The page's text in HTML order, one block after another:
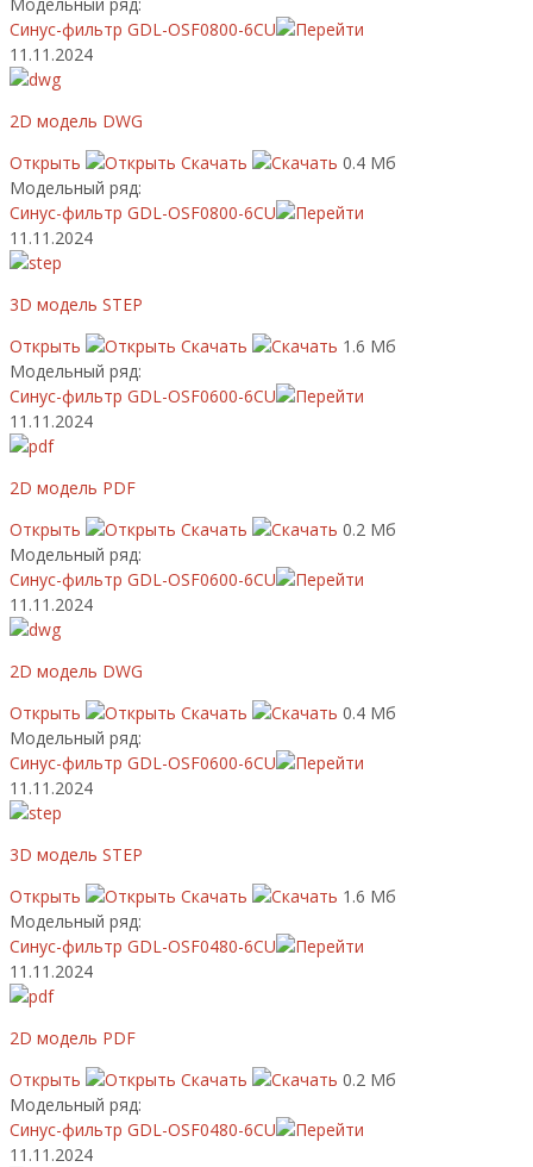
Синус-фильтр GDL-OSF0800-6CU
11.11.2024
2D модель DWG
Открыть
Скачать
0.4 Мб
Модельный ряд:
Синус-фильтр GDL-OSF0800-6CU
11.11.2024
3D модель STEP
Открыть
Скачать
1.6 Мб
Модельный ряд:
Синус-фильтр GDL-OSF0600-6CU
11.11.2024
2D модель PDF
Открыть
Скачать
0.2 Мб
Модельный ряд:
Синус-фильтр GDL-OSF0600-6CU
11.11.2024
2D модель DWG
Открыть
Скачать
0.4 Мб
Модельный ряд:
Синус-фильтр GDL-OSF0600-6CU
11.11.2024
3D модель STEP
Открыть
Скачать
1.6 Мб
Модельный ряд:
Синус-фильтр GDL-OSF0480-6CU
11.11.2024
2D модель PDF
Открыть
Скачать
0.2 Мб
Модельный ряд:
Синус-фильтр GDL-OSF0480-6CU
11.11.2024